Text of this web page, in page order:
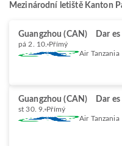
Mezinárodní letiště Kanton
Guangzhou (CAN) Dar
pá 2. 10. Přímý
Air Tanzania
Guangzhou (CAN) Dar
st 30. 9. Přímý
Air Tanzania